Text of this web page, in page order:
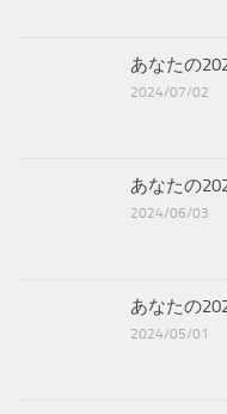
あなたの
2024/07/02
あなたの
2024/06/03
あなたの
2024/05/01